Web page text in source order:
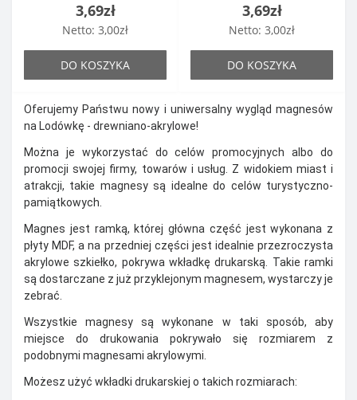
3,69zł
Netto: 3,00zł
DO KOSZYKA
3,69zł
Netto: 3,00zł
DO KOSZYKA
Oferujemy Państwu nowy i uniwersalny wygląd magnesów
na Lodówkę - drewniano-akrylowe!
Można je wykorzystać do celów promocyjnych albo do
promocji swojej firmy, towarów i usług. Z widokiem miast i
atrakcji, takie magnesy są idealne do celów turystyczno-
pamiątkowych.
Magnes jest ramką, której główna część jest wykonana z
płyty MDF, a na przedniej części jest idealnie przezroczysta
akrylowe szkiełko, pokrywa wkładkę drukarską. Takie ramki
są dostarczane z już przyklejonym magnesem, wystarczy je
zebrać.
Wszystkie magnesy są wykonane w taki sposób, aby
miejsce do drukowania pokrywało się rozmiarem z
podobnymi magnesami akrylowymi.
Możesz użyć wkładki drukarskiej o takich rozmiarach: